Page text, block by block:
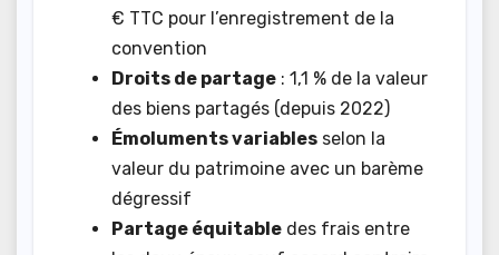
€ TTC pour l’enregistrement de la
convention
Droits de partage : 1,1 % de la valeur
des biens partagés (depuis 2022)
Émoluments variables selon la
valeur du patrimoine avec un barème
dégressif
Partage équitable des frais entre